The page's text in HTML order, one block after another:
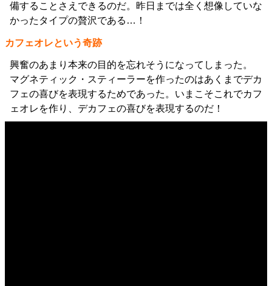
備することさえできるのだ。昨日までは全く想像していな
かったタイプの贅沢である…！
カフェオレという奇跡
興奮のあまり本来の目的を忘れそうになってしまった。
マグネティック・スティーラーを作ったのはあくまでデカ
フェの喜びを表現するためであった。いまこそこれでカフ
ェオレを作り、デカフェの喜びを表現するのだ！